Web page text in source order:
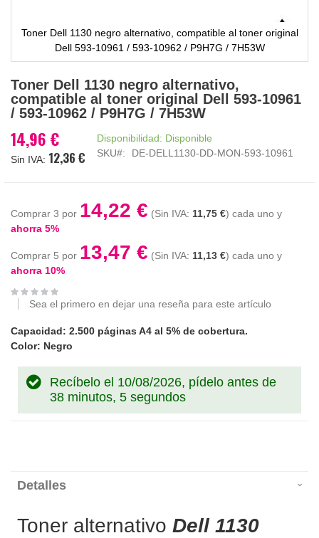
Toner Dell 1130 negro alternativo, compatible al toner original
Dell 593-10961 / 593-10962 / P9H7G / 7H53W
al
comienzo
de
galería
de
Toner Dell 1130 negro alternativo,
compatible al toner original Dell 593-10961
/ 593-10962 / P9H7G / 7H53W
14,96 €
12,36 €
Disponibilidad: Disponible
SKU
DE-DELL1130-DD-MON-593-10961
Comprar 3 por 14,22 € 11,75 € cada uno y
ahorra 5%
Comprar 5 por 13,47 € 11,13 € cada uno y
ahorra 10%
Sea el primero en dejar una reseña para este artículo
Capacidad: 2.500 páginas A4 al 5% de cobertura.
Color: Negro
Recíbelo el 10/08/2026, pídelo antes de
38 minutos, 5 segundos
Detalles
Toner alternativo Dell 1130